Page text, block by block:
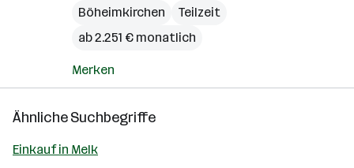
Böheimkirchen
Teilzeit
ab 2.251 € monatlich
Merken
Ähnliche Suchbegriffe
Einkauf in Melk